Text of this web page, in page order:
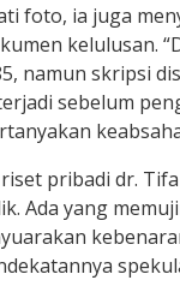
foto, ia juga
kelulusan.
namun skripsi
sebelum
pribadi dr.
Ada yang